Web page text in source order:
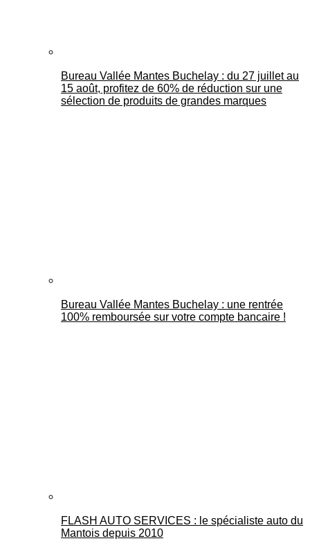
Bureau Vallée Mantes Buchelay : du 27 juillet au
15 août, profitez de 60% de réduction sur une
sélection de produits de grandes marques
Bureau Vallée Mantes Buchelay : une rentrée
100% remboursée sur votre compte bancaire !
FLASH AUTO SERVICES : le spécialiste auto du
Mantois depuis 2010